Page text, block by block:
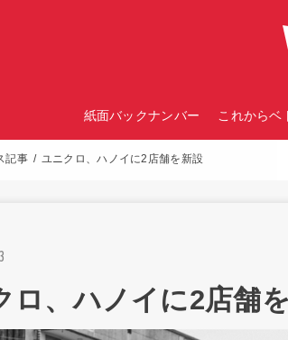
紙面バックナンバー これからベ
記事 ユニクロ、ハノイに2店舗を新設
ロ、ハノイに2店舗